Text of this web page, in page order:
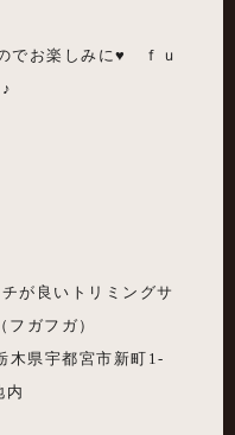
でお楽しみに♥ ｆｕ
が良いトリミングサ
ガフガ）
県宇都宮市新町1-
内